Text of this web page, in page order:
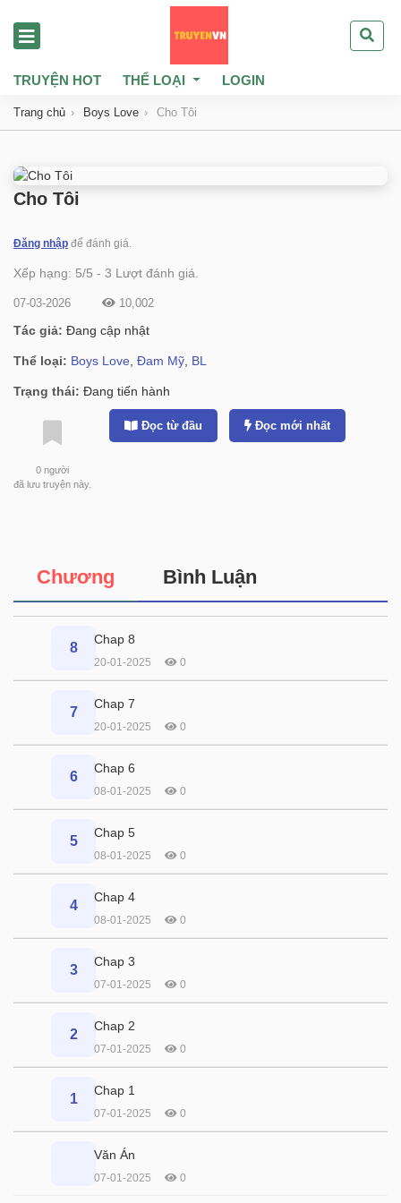
TRUYỆN HOT THỂ LOẠI LOGIN
Trang chủ Boys Love Cho Tôi
Cho Tôi
Đăng nhập để đánh giá.
Xếp hạng: 5/5 - 3 Lượt đánh giá.
07-03-2026 10,002
Tác giả: Đang cập nhật
Thể loại: Boys Love Đam Mỹ BL
Trạng thái: Đang tiến hành
0 người
đã lưu truyện này.
Đọc từ đầu Đọc mới nhất
Chương Bình Luận
8
Chap 8
20-01-2025 0
7
Chap 7
20-01-2025 0
6
Chap 6
08-01-2025 0
5
Chap 5
08-01-2025 0
4
Chap 4
08-01-2025 0
3
Chap 3
07-01-2025 0
2
Chap 2
07-01-2025 0
1
Chap 1
07-01-2025 0
Văn Án
07-01-2025 0